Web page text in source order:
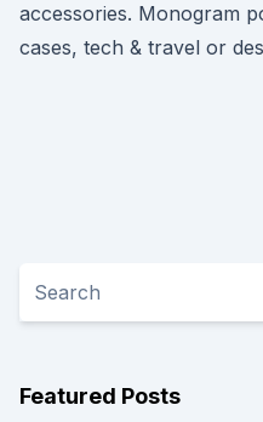
accessories. Monogram
cases, tech & travel or
Featured Posts